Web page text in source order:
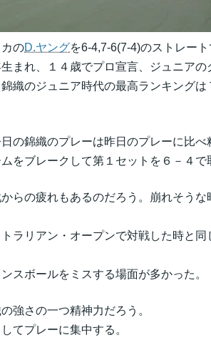
のD.ヤングを6-4,7-6(7-4)のストレー
まれ、１４歳でプロ宣言、ジュニア
織のジュニア時代の最高ランキング
の錦織のプレーは昨日のプレーに比べ
をブレークして第１セットを６－４で
らの疲れもあるのだろう。崩れそう
ラリアン・オープンで対戦した時と
スボールをミスする場面が多かった。
強さの一つ精神力だろう。
てプレーに集中する。